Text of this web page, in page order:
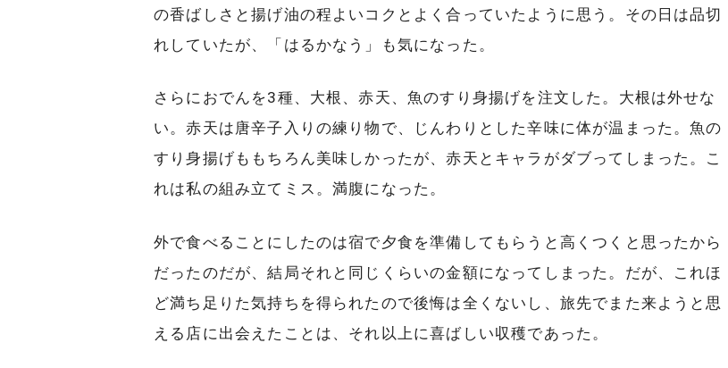
の香ばしさと揚げ油の程よいコクとよく合っていたように思う。その日は品切
れしていたが、「はるかなう」も気になった。
さらにおでんを3種、大根、赤天、魚のすり身揚げを注文した。大根は外せな
い。赤天は唐辛子入りの練り物で、じんわりとした辛味に体が温まった。魚の
すり身揚げももちろん美味しかったが、赤天とキャラがダブってしまった。こ
れは私の組み立てミス。満腹になった。
外で食べることにしたのは宿で夕食を準備してもらうと高くつくと思ったから
だったのだが、結局それと同じくらいの金額になってしまった。だが、これほ
ど満ち足りた気持ちを得られたので後悔は全くないし、旅先でまた来ようと思
える店に出会えたことは、それ以上に喜ばしい収穫であった。